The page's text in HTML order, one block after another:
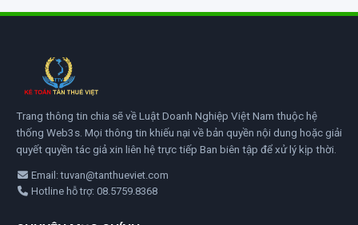
Trang thông tin chia sẽ về Luật Doanh Nghiệp Việt Nam thuộc hệ
thống Web3s. Mọi thông tin khiếu nại về bản quyền nội dung hoặc giải
quyết quyền tác giả xin liên hệ trực tiếp Ban biên tập để xử lý kịp thời.
Email: tuvan@tanthueviet.com
Hotline hỗ trợ: 08.5759.8368